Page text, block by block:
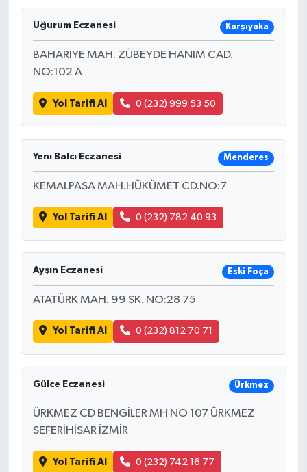
Uğurum Eczanesi Karşıyaka
BAHARİYE MAH. ZÜBEYDE HANIM CAD.
NO:102 A
Yol Tarifi Al 0 (232) 999 53 50
Yenı Balcı Eczanesi Menderes
KEMALPASA MAH.HÜKÜMET CD.NO:7
Yol Tarifi Al 0 (232) 782 40 93
Ayşın Eczanesi Eski Foça
ATATÜRK MAH. 99 SK. NO:28 75
Yol Tarifi Al 0 (232) 812 70 71
Gülce Eczanesi Ürkmez
ÜRKMEZ CD BENGİLER MH NO 107 ÜRKMEZ
SEFERİHİSAR İZMİR
Yol Tarifi Al 0 (232) 742 16 77